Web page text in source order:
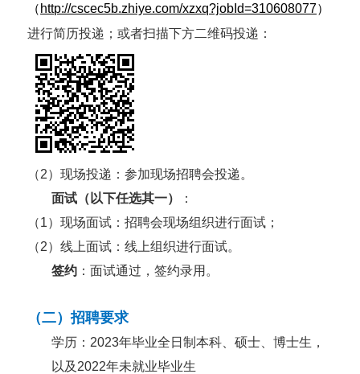
（ http://cscec5b.zhiye.com/xzxq?jobId=310608077）
进行简历投递；或者扫描下方二维码投递：
（2）现场投递：参加现场招聘会投递。
面试（以下任选其一）
：
（1）现场面试：招聘会现场组织进行面试；
（2）线上面试：线上组织进行面试。
签约 ：面试通过，签约录用。
（二）招聘要求
学历： 2023年毕业全日制本科、硕士、博士生，
以及 2022年未就业毕业生